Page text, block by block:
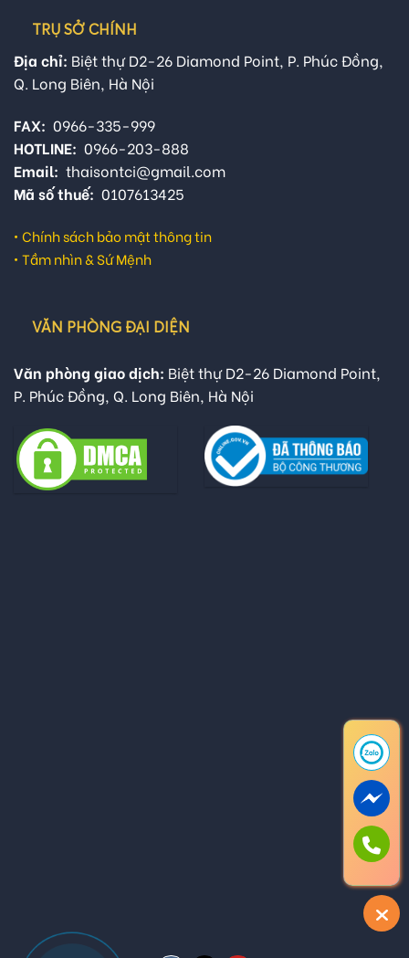
TRỤ SỞ CHÍNH
Địa chỉ: Biệt thự D2-26 Diamond Point, P. Phúc Đồng,
Q. Long Biên, Hà Nội
FAX: 0966-335-999
HOTLINE: 0966-203-888
Email: thaisontci@gmail.com
Mã số thuế: 0107613425
• Chính sách bảo mật thông tin
• Tầm nhìn & Sứ Mệnh
VĂN PHÒNG ĐẠI DIỆN
Văn phòng giao dịch: Biệt thự D2-26 Diamond Point,
P. Phúc Đồng, Q. Long Biên, Hà Nội